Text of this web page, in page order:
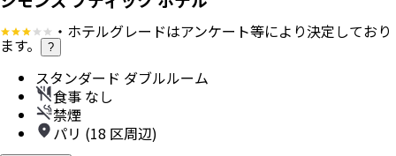
・ホテルグレードはアンケート等により決定しており
ます。 ?
スタンダード ダブルルーム
食事 なし
禁煙
パリ (18 区周辺)